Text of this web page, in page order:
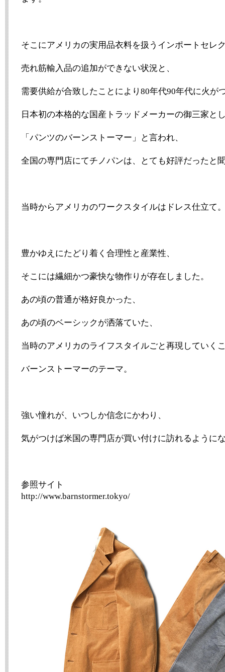
そこにアメリカの実用品衣料を扱うインポートセレ
売れ筋輸入品の追加ができない状況と、
需要供給が合致したことにより80年代90年代に火が
日本初の本格的な国産トラッドメーカーの御三家と
「パンツのバーンストーマー」と言われ、
全国の専門店にてチノパンは、とても好評だったと
当時からアメリカのワークスタイルはドレス仕立て
豊かゆえにたどり着く合理性と産業性、
そこには繊細かつ豪快な物作りが存在しました。
あの頃の普通が格好良かった、
あの頃のベーシックが洒落ていた、
当時のアメリカのライフスタイルごと再現していく
バーンストーマーのテーマ。
強い憧れが、いつしか信念にかわり、
気がつけば米国の専門店が買い付けに訪れるように
参照サイト
http://www.barnstormer.tokyo/